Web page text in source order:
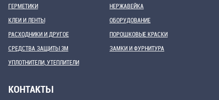
ГЕРМЕТИКИ
КЛЕИ И ЛЕНТЫ
НЕРЖАВЕЙКА
ОБОРУДОВАНИЕ
РАСХОДНИКИ И ДРУГОЕ
СРЕДСТВА ЗАЩИТЫ 3М
УПЛОТНИТЕЛИ, УТЕПЛИТЕЛИ
ПОРОШКОВЫЕ КРАСКИ
ЗАМКИ И ФУРНИТУРА
КОНТАКТЫ